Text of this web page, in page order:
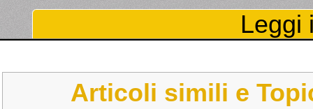
Leggi
Articoli simili e